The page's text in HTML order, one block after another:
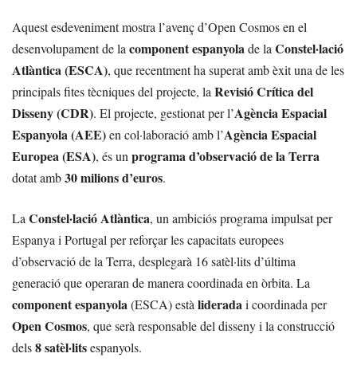
Aquest esdeveniment mostra l’avenç d’Open Cosmos en el
desenvolupament de la component espanyolade la Constel·lació
Atlàntica (ESCA), que recentment ha superat amb èxit una de les
principals fites tècniques del projecte, la Revisió Crítica del
Disseny (CDR). El projecte, gestionat per l’Agència Espacial
Espanyola (AEE)en col·laboració amb l’Agència Espacial
Europea (ESA), és un programa d’observació de la Terra
dotat amb30 milions d’euros.
La Constel·lació Atlàntica, un ambiciós programa impulsat per
Espanya i Portugal per reforçar les capacitats europees
d’observació de la Terra, desplegarà 16 satèl·lits d’última
generació que operaran de manera coordinada en òrbita. La
component espanyola(ESCA) està lideradai coordinada per
Open Cosmos, que serà responsable del disseny i la construcció
dels8 satèl·litsespanyols.